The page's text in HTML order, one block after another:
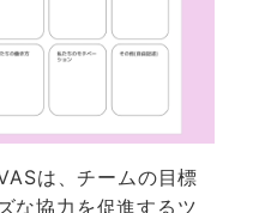
は、チームの目標
な協力を促進するツ